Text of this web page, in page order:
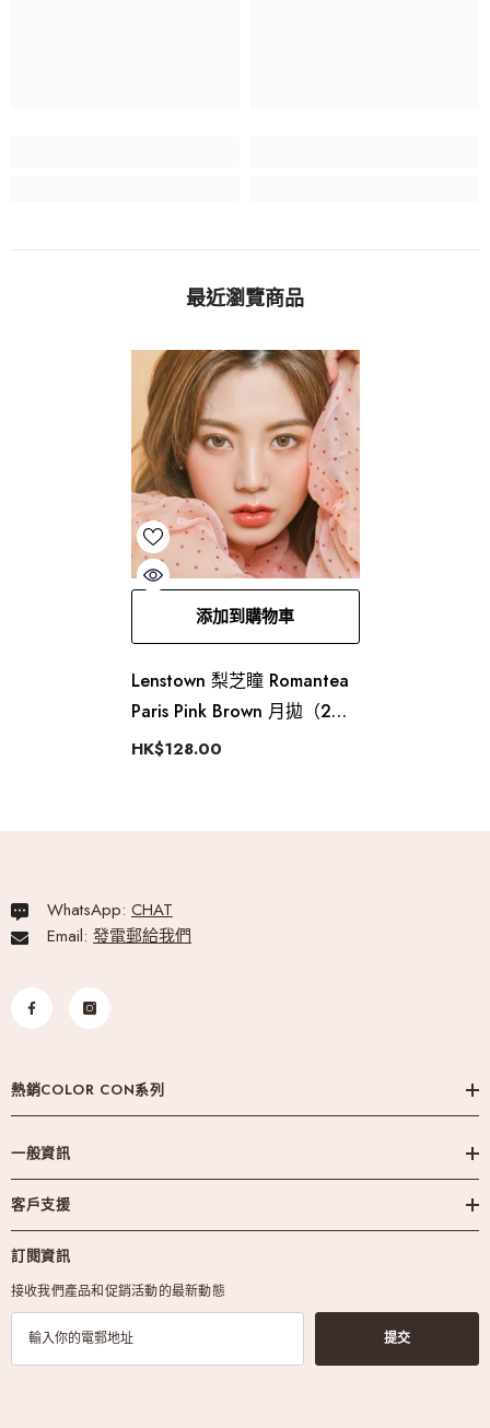
最近瀏覽商品
添加到購物車
Lenstown 梨芝瞳 Romantea
Paris Pink Brown 月拋（2
片）
HK$128.00
WhatsApp: CHAT
Email: 發電郵給我們
熱銷COLOR CON系列
一般資訊
客戶支援
訂閱資訊
接收我們產品和促銷活動的最新動態
提交